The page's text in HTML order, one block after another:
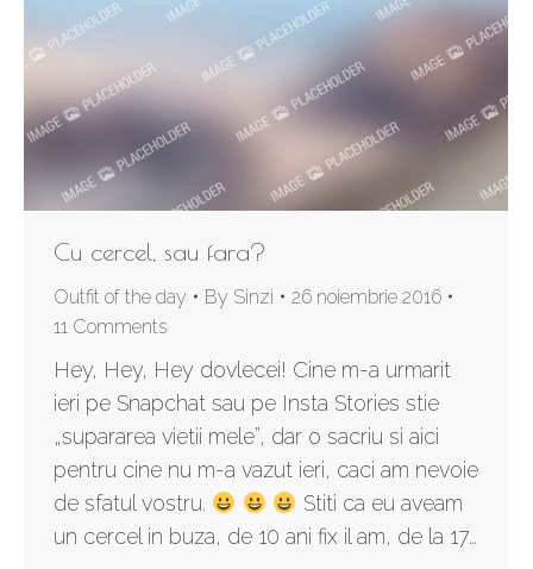
Cu cercel, sau fara?
Outfit of the day By Sinzi
26 noiembrie 2016
11 Comments
Hey, Hey, Hey dovlecei! Cine m-a urmarit
ieri pe Snapchat sau pe Insta Stories stie
„supararea vietii mele”, dar o sacriu si aici
pentru cine nu m-a vazut ieri, caci am nevoie
de sfatul vostru.
Stiti ca eu aveam
un cercel in buza, de 10 ani fix il am, de la 17…